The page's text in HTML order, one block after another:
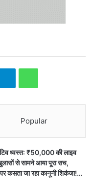
Popular
ध्वस्त: ₹50,000 की लाइव
से सामने आया पूरा सच,
पर कसता जा रहा कानूनी शिकंजा!…